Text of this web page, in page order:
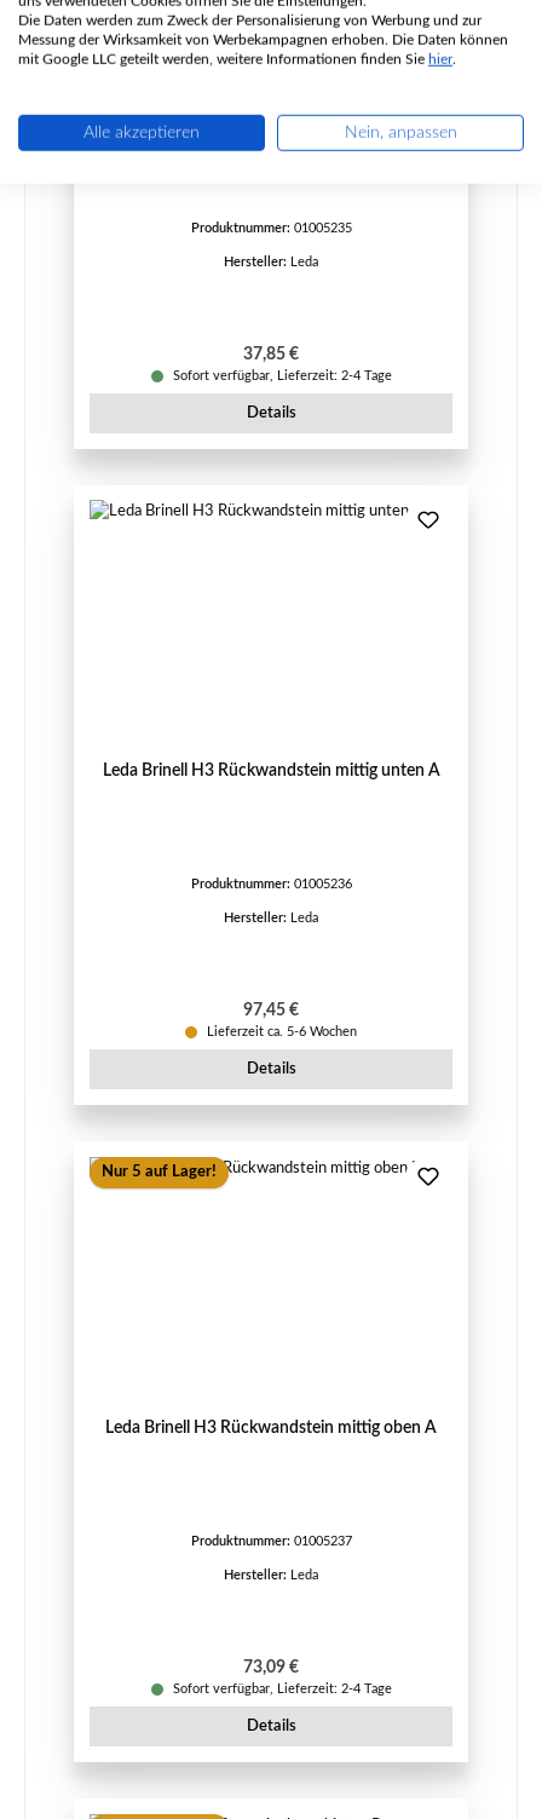
Leda Brinell H3 Rückwandstein unten A
Produktnummer: 01005235
Hersteller: Leda
Regulärer Preis:
37,85 €
Sofort verfügbar, Lieferzeit: 2-4 Tage
Details
Leda Brinell H3 Rückwandstein mittig unten A
Produktnummer: 01005236
Hersteller: Leda
Regulärer Preis:
97,45 €
Lieferzeit ca. 5-6 Wochen
Details
Nur 5 auf Lager!
Leda Brinell H3 Rückwandstein mittig oben A
Produktnummer: 01005237
Hersteller: Leda
Regulärer Preis:
73,09 €
Sofort verfügbar, Lieferzeit: 2-4 Tage
Details
Die Daten werden zum Zweck der Personalisierung von Werbung und zur
Messung der Wirksamkeit von Werbekampagnen erhoben. Die Daten können
mit Google LLC geteilt werden, weitere Informationen finden Sie hier.
Alle akzeptieren Nein, anpassen